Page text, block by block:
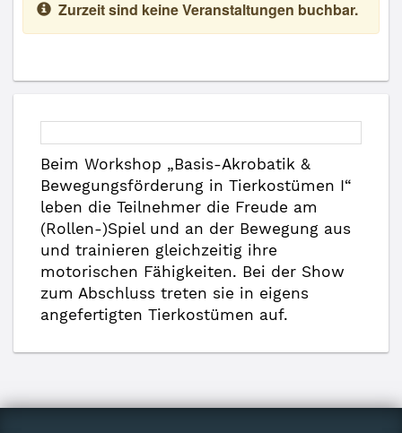
Zurzeit sind keine Veranstaltungen buchbar.
Beim Workshop „Basis-Akrobatik &
Bewegungsförderung in Tierkostümen I“
leben die Teilnehmer die Freude am
(Rollen-)Spiel und an der Bewegung aus
und trainieren gleichzeitig ihre
motorischen Fähigkeiten. Bei der Show
zum Abschluss treten sie in eigens
angefertigten Tierkostümen auf.